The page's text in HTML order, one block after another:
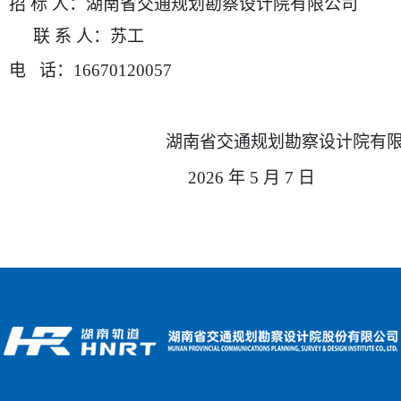
招 标 人：湖南省交通规划勘察设计院有限公司
联 系 人：苏工
电 话：16670120057
湖南省交通规划勘察设计院有
2026 年 5 月 7 日